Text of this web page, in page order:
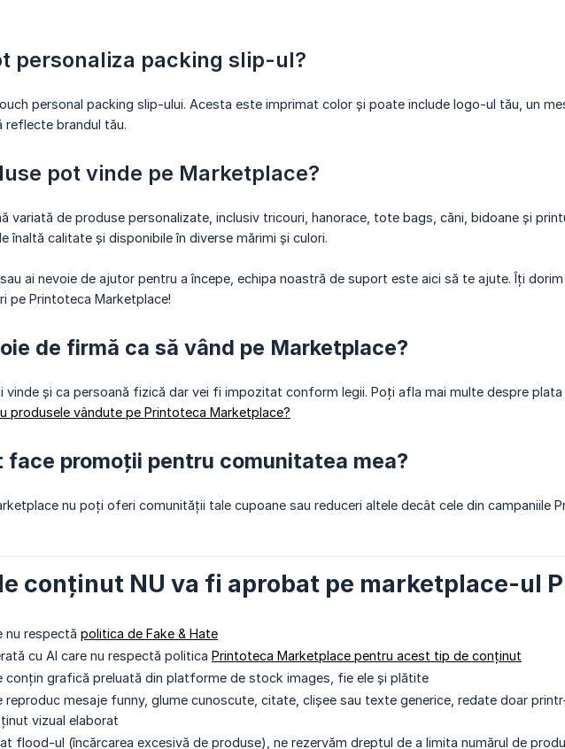
personaliza packing slip-ul?
personal packing slip-ului. Acesta este imprimat color și poate include logo-ul tău, un
reflecte brandul tău.
pot vinde pe Marketplace?
variată de produse personalizate, inclusiv tricouri, hanorace, tote bags, căni, bidoane și
înaltă calitate și disponibile în diverse mărimi și culori.
ai nevoie de ajutor pentru a începe, echipa noastră de suport este aici să te ajute. Îți
pe Printoteca Marketplace!
de firmă ca să vând pe Marketplace?
vinde și ca persoană fizică dar vei fi impozitat conform legii. Poți afla mai multe despre plata
produsele vândute pe Printoteca Marketplace?
face promoții pentru comunitatea mea?
nu poți oferi comunității tale cupoane sau reduceri altele decât cele din campaniile
conținut NU va fi aprobat pe marketplace-ul
nu respectă politica de Fake & Hate
cu AI care nu respectă politica Printoteca Marketplace pentru acest tip de conținut
conțin grafică preluată din platforme de stock images, fie ele și plătite
reproduc mesaje funny, glume cunoscute, citate, clișee sau texte generice, redate doar
vizual elaborat
flood-ul (încărcarea excesivă de produse), ne rezervăm dreptul de a limita numărul de